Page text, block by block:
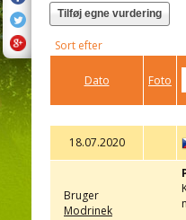
Tilføj egne vurdering
Sort efter
Dato Foto
18.07.2020
Bruger
Modrinek